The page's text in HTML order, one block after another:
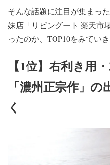
そんな話題に注目が集まっ
妹店「リビングート 楽天市
ったのか、TOP10をみていき
【1位】右利き用
「濃州正宗作」
く